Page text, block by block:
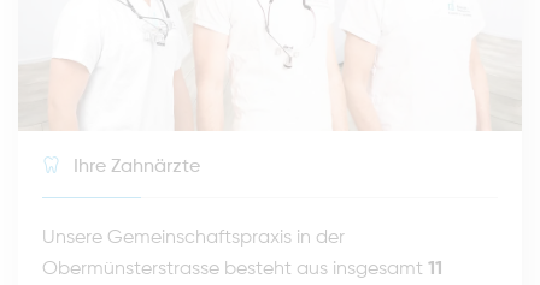
Ihre Zahnärzte
Unsere Gemeinschaftspraxis in der
Obermünsterstrasse besteht aus insgesamt 11